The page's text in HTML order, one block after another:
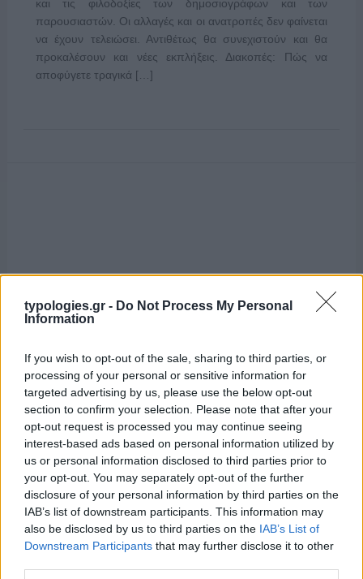
typologies.gr - Do Not Process My Personal
Information
If you wish to opt-out of the sale, sharing to third parties, or
processing of your personal or sensitive information for
targeted advertising by us, please use the below opt-out
section to confirm your selection. Please note that after your
opt-out request is processed you may continue seeing
interest-based ads based on personal information utilized by
us or personal information disclosed to third parties prior to
your opt-out. You may separately opt-out of the further
disclosure of your personal information by third parties on the
IAB’s list of downstream participants. This information may
also be disclosed by us to third parties on the IAB’s List of
Downstream Participants that may further disclose it to other
και τις φιλοδοξίες των δημοσιογράφων και των
παρουσιαστών. Οι αλλαγές και οι ανατροπές δεν φαίνεται
να έχουν τελειώσει. Αντιθέτως θα συνεχιστούν και θα
προκαλέσουν και νέες εκπλήξεις. Διακοπές: Πώς να
αποφύγετε τραγικά […]